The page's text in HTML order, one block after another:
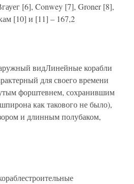
[6], Conwey [7], Groner [8],
[10] и [11] – 167,2
видЛинейные корабли
для своего времени
форштевнем, сохранившим
как такового не было),
и длинным полубаком,